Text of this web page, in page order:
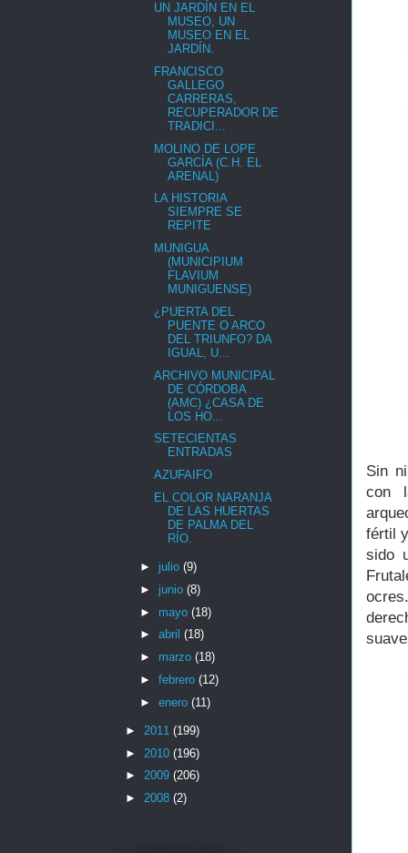
Sin
con
fértil
sido
UN JARDÍN EN EL
MUSEO, UN
MUSEO EN EL
JARDÍN.
FRANCISCO
GALLEGO
CARRERAS,
RECUPERADOR DE
TRADICI...
MOLINO DE LOPE
GARCÍA (C.H. EL
ARENAL)
LA HISTORIA
SIEMPRE SE
REPITE
MUNIGUA
(MUNICIPIUM
FLAVIUM
MUNIGUENSE)
¿PUERTA DEL
PUENTE O ARCO
DEL TRIUNFO? DA
IGUAL, U...
ARCHIVO MUNICIPAL
DE CÓRDOBA
(AMC) ¿CASA DE
LOS HO...
SETECIENTAS
ENTRADAS
AZUFAIFO
EL COLOR NARANJA
DE LAS HUERTAS
DE PALMA DEL
RÍO.
► julio (9)
► junio (8)
► mayo (18)
► abril (18)
► marzo (18)
► febrero (12)
► enero (11)
► 2011 (199)
► 2010 (196)
► 2009 (206)
► 2008 (2)